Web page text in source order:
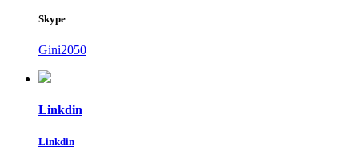
Skype
Gini2050
Linkdin
Linkdin